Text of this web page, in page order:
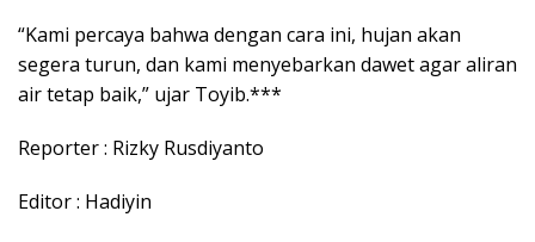
“Kami percaya bahwa dengan cara ini, hujan akan
segera turun, dan kami menyebarkan dawet agar aliran
air tetap baik,” ujar Toyib.***
Reporter : Rizky Rusdiyanto
Editor : Hadiyin